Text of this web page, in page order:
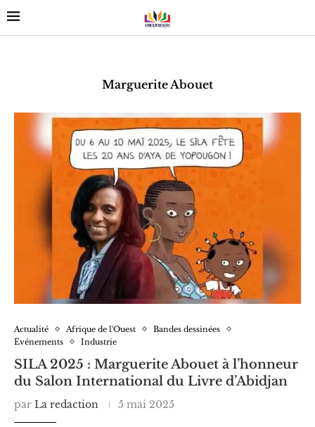
Marguerite Abouet
Actualité Afrique de l'Ouest
Bandes dessinées
Événements
Industrie
SILA 2025 : Marguerite Abouet à l’honneur
du Salon International du Livre d’Abidjan
par La redaction 5 mai 2025